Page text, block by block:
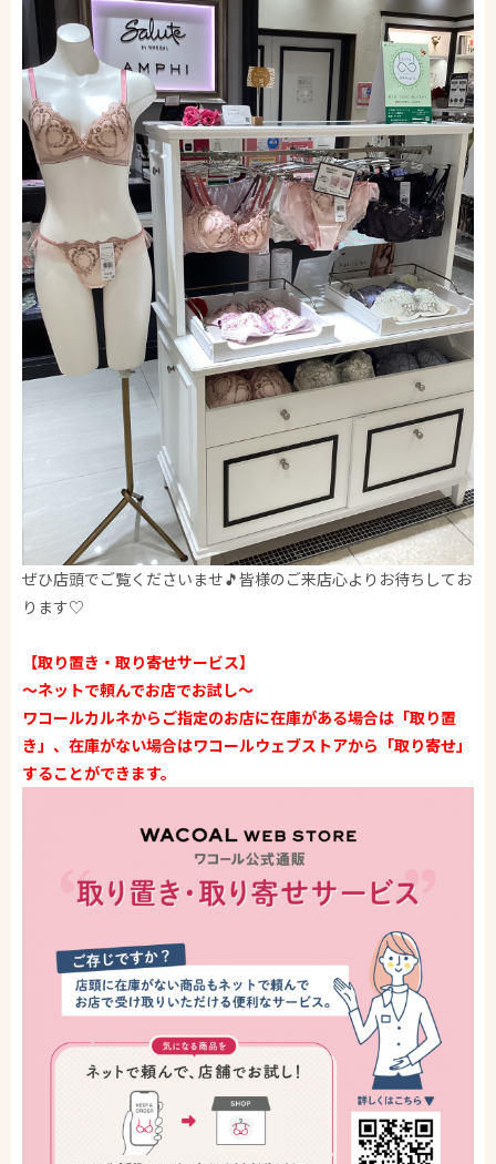
ぜひ店頭でご覧くださいませ🎵皆様のご来店心よりお待ちしてお
ります♡
【取り置き・取り寄せサービス】
〜ネットで頼んでお店でお試し〜
ワコールカルネからご指定のお店に在庫がある場合は「取り置
き」、在庫がない場合はワコールウェブストアから「取り寄せ」
することができます。